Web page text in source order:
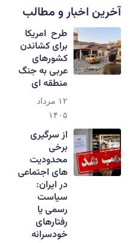
آخرین اخبار و مطالب
طرح امریکا
برای کشاندن
کشورهای
عربی به جنگ
منطقه ای
۱۲ مرداد
۱۴۰۵
از سرگیری
برخی
محدودیت
های اجتماعی
در ایران:
سیاست
رسمی یا
رفتارهای
خودسرانه